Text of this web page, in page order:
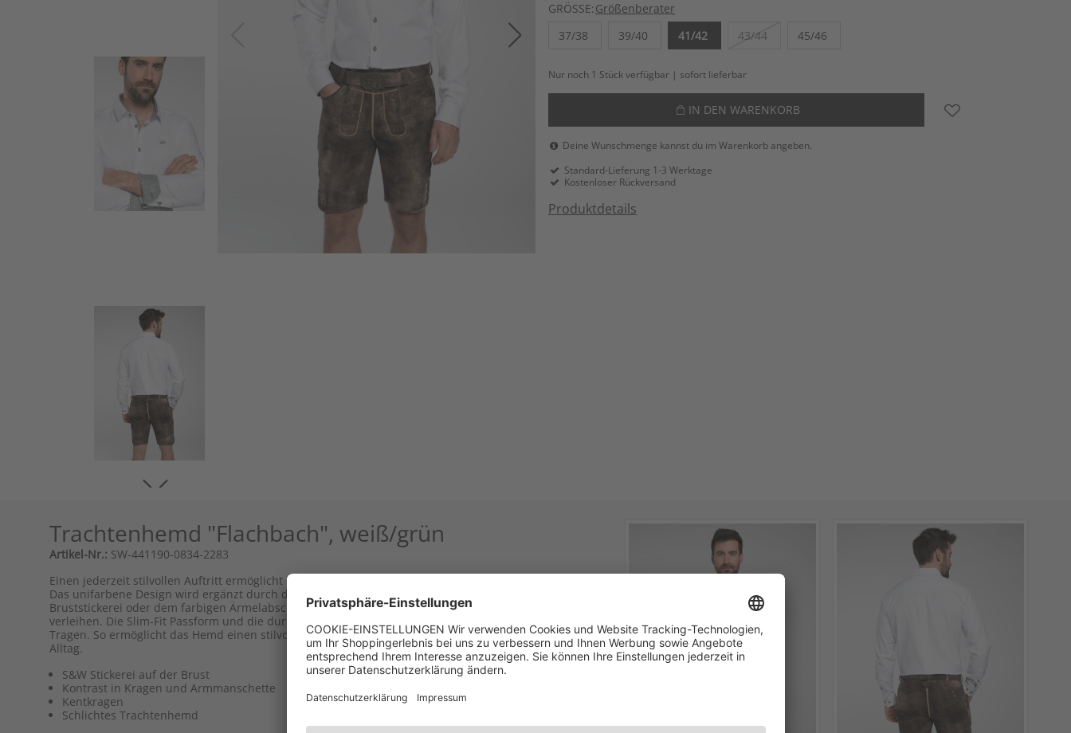
GRÖSSE:Größenberater
37/38
39/40 41/42 43/44 45/46
Nur noch 1 Stück verfügbar | sofort lieferbar
IN DEN WARENKORB
Deine Wunschmenge kannst du im Warenkorb angeben.
Standard-Lieferung 1-3 Werktage
Kostenloser Rückversand
Produktdetails
Trachtenhemd "Flachbach", weiß/grün
Artikel-Nr.: SW-441190-0834-2283
Einen jederzeit stilvollen Auftritt ermöglicht dieses langärmlige Trachtenhemd von Spieth & Wensky.
Das unifarbene Design wird ergänzt durch die kleinen aber feinen Details, wie der eleganten
Bruststickerei oder dem farbigen Ärmelabschluss ergänzt, welche dem Hemd eine exklusive Note
verleihen. Die Slim-Fit Passform und die durchgängige Knopfleiste ermöglichen dabei ein angenehmes
Tragen. So ermöglicht das Hemd einen stilvollen Look für traditionell-festliche Anlässe und für den
Alltag.
S&W Stickerei auf der Brust
Kontrast in Kragen und Armmanschette
Kentkragen
Schlichtes Trachtenhemd